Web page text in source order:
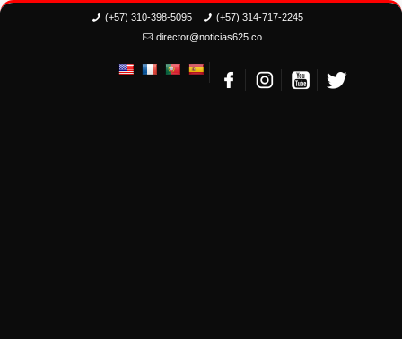
(+57) 310-398-5095
(+57) 314-717-2245
director@noticias625.co